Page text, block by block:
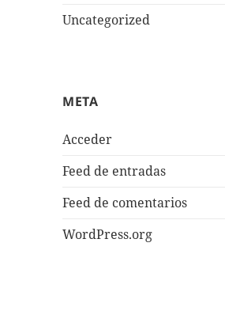
Uncategorized
META
Acceder
Feed de entradas
Feed de comentarios
WordPress.org